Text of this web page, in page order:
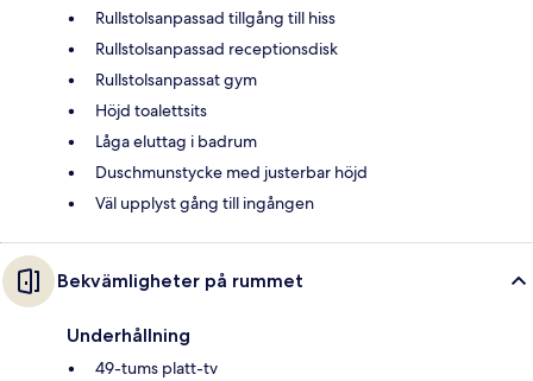
Rullstolsanpassad tillgång till hiss
Rullstolsanpassad receptionsdisk
Rullstolsanpassat gym
Höjd toalettsits
Låga eluttag i badrum
Duschmunstycke med justerbar höjd
Väl upplyst gång till ingången
Bekvämligheter på rummet
Underhållning
49-tums platt-tv